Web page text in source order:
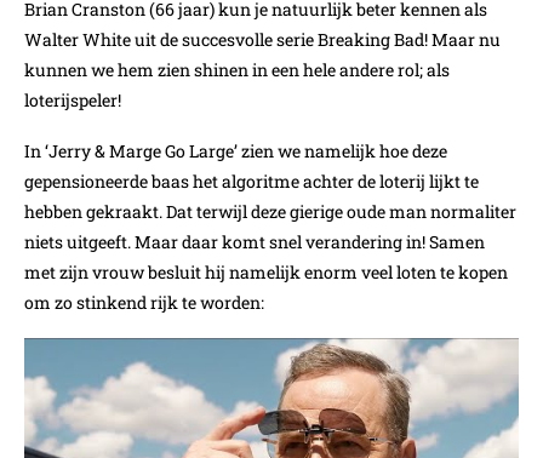
Brian Cranston (66 jaar) kun je natuurlijk beter kennen als
Walter White uit de succesvolle serie Breaking Bad! Maar nu
kunnen we hem zien shinen in een hele andere rol; als
loterijspeler!
In ‘Jerry & Marge Go Large’ zien we namelijk hoe deze
gepensioneerde baas het algoritme achter de loterij lijkt te
hebben gekraakt. Dat terwijl deze gierige oude man normaliter
niets uitgeeft. Maar daar komt snel verandering in! Samen
met zijn vrouw besluit hij namelijk enorm veel loten te kopen
om zo stinkend rijk te worden: